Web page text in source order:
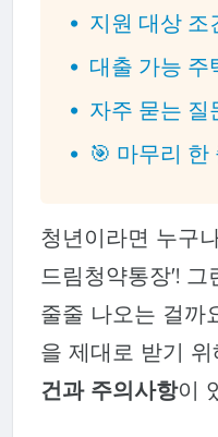
지원 대상 조
대출 가능 주
자주 묻는 질
🎯 마무리 한
청년이라면 누구
드림청약통장'!
줄줄 나오는 걸까
을 제대로 받기 위
건과 주의사항이